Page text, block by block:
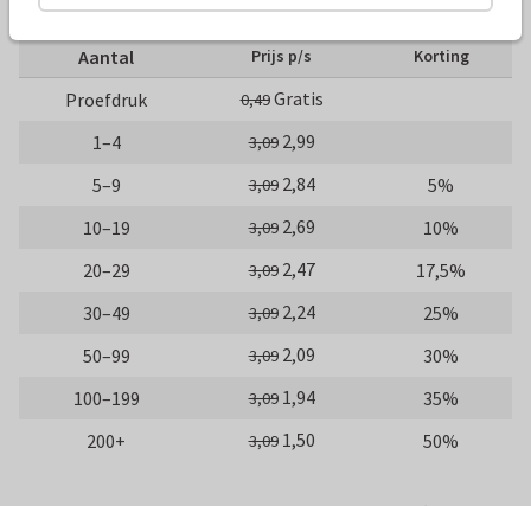
10 x 15 cm 15 x 21 cm 21 x 30 cm
Aantal Prijs p/s Korting
Proefdruk 0,49Gratis
1–4
3,09 2,99
5–9
3,09 2,84
5%
10–19
3,09 2,69
10%
20–29
3,09 2,47
17,5%
30–49
3,09 2,24
25%
50–99
3,09 2,09
30%
100–199
3,09 1,94
35%
200+
3,09 1,50 50%